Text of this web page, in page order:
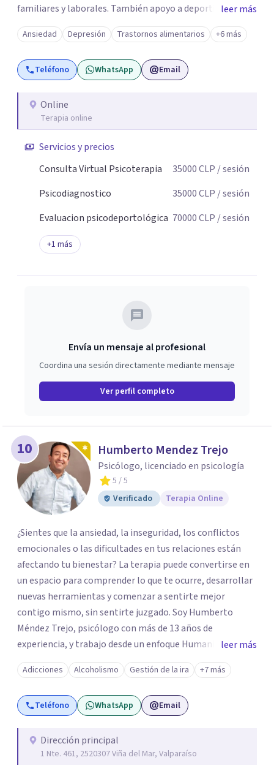
familiares y laborales. También apoyo a deportistas que
buscan fortalecer su mentalidad, manejar la presión y
equilibrar el rendimiento con el bienestar personal. Mi
trabajo se basa en crear un espacio seguro de contención,
sin juicios, donde puedas expresarte, entender lo que te
distinto: avanzamos paso a paso, con objetivos claros,
adaptados a tu historia y tus necesidades. Desde una
sentirte mejor, tomar decisiones y avanzar con mayor
claridad. Mis pacientes comentan que se sienten
ordenar sus ideas y aliviar el peso emocional.. Veo la
psicoterapia no como un manual ni un molde; es un
leer más
Ansiedad Depresión Trastornos alimentarios +6 más
Teléfono WhatsApp Email
Online
Terapia online
Servicios y precios
Consulta Virtual Psicoterapia
35000CLP / sesión
Psicodiagnostico
35000CLP / sesión
Evaluacion psicodeportológica 70000CLP / sesión
+1 más
Envía un mensaje al profesional
Coordina una sesión directamente mediante mensaje
Ver perfil completo
10 Humberto Mendez Trejo
Psicólogo, licenciado en psicología
5 / 5
Verificado
Terapia Online
¿Sientes que la ansiedad, la inseguridad, los conflictos
emocionales o las dificultades en tus relaciones están
afectando tu bienestar? La terapia puede convertirse en
un espacio para comprender lo que te ocurre, desarrollar
nuevas herramientas y comenzar a sentirte mejor
contigo mismo, sin sentirte juzgado. Soy Humberto
Méndez Trejo, psicólogo con más de 13 años de
experiencia, y trabajo desde un enfoque Humanista,
Gestalt, Sistémico y Cognitivo, integrando distintas
herramientas según las necesidades de cada persona. si
deseas comenzar este camino trabajaremos juntos para
comprender el origen de aquello que hoy te afecta y
claridad, estabilidad emocional y un mayor bienestar.
leer más
Adicciones Alcoholismo Gestión de la ira +7 más
Teléfono WhatsApp Email
Dirección principal
1 Nte. 461, 2520307 Viña del Mar, Valparaíso